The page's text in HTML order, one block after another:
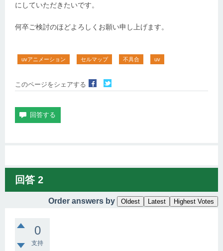
にしていただきたいです。
何卒ご検討のほどよろしくお願い申し上げます。
uvアニメーション セルマップ 不具合 uv
このページをシェアする
回答 2
Order answers by Oldest Latest Highest Votes
0
支持